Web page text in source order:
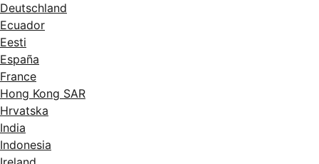
Deutschland
Ecuador
Eesti
España
France
Hong Kong SAR
Hrvatska
India
Indonesia